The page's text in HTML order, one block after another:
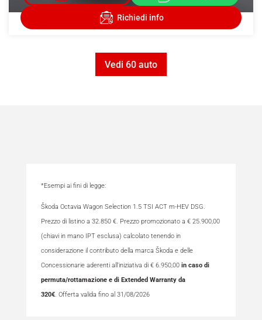
Vedi 60 auto
*Esempi ai fini di legge:
Škoda Octavia Wagon Selection 1.5 TSI ACT m-HEV DSG.
Prezzo di listino a 32.850 €. Prezzo promozionato a € 25.900,00
(chiavi in mano IPT esclusa) calcolato tenendo in
considerazione il contributo della marca Škoda e delle
Concessionarie aderenti all’iniziativa di € 6.950,00 in caso di
permuta/rottamazione e di Extended Warranty da
320€. Offerta valida fino al 31/08/2026